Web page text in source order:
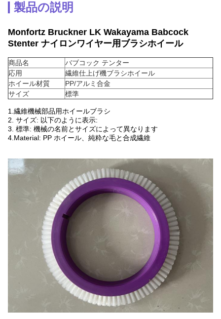
製品の説明
Monfortz Bruckner LK Wakayama Babcock
Stenter ナイロンワイヤー用ブラシホイール
商品名
バブコック テンター
応用
繊維仕上げ機ブラシホイール
ホイール材質
PP/アルミ合金
サイズ
標準
1.繊維機械部品用ホイールブラシ
2. サイズ: 以下のように表示:
3. 標準: 機械の名前とサイズによって異なります
4.Material: PP ホイール、純粋な毛と合成繊維